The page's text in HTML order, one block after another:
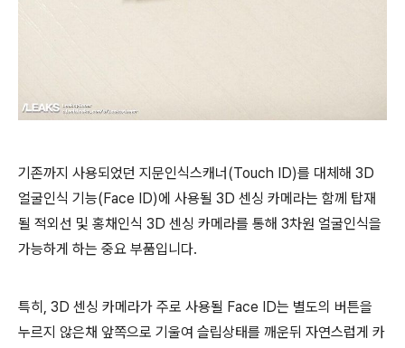
기존까지 사용되었던 지문인식스캐너(Touch ID)를 대체해 3D
얼굴인식 기능(Face ID)에 사용될 3D 센싱 카메라는 함께 탑재
될 적외선 및 홍채인식 3D 센싱 카메라를 통해 3차원 얼굴인식을
가능하게 하는 중요 부품입니다.
특히, 3D 센싱 카메라가 주로 사용될 Face ID는 별도의 버튼을
누르지 않은채 앞쪽으로 기울여 슬립상태를 깨운뒤 자연스럽게 카